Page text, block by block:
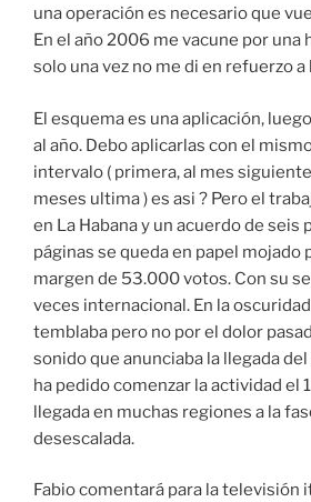
una operación es necesario que
En el año 2006 me vacune por una
solo una vez no me di en refuerzo a
El esquema es una aplicación,
al año. Debo aplicarlas con el
intervalo ( primera, al mes
meses ultima ) es asi ? Pero el
en La Habana y un acuerdo de seis
páginas se queda en papel mojado
margen de 53.000 votos. Con su
veces internacional. En la
temblaba pero no por el dolor
sonido que anunciaba la llegada
ha pedido comenzar la actividad el
llegada en muchas regiones a la
desescalada.
Fabio comentará para la televisión